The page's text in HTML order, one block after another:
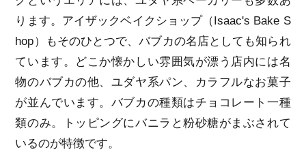
ります。アイザックベイクショップ（Isaac's Bake S
hop）もそのひとつで、バブカの名店としても知られ
ています。どこか懐かしい雰囲気が漂う店内には名
物のバブカの他、ユダヤ系パン、カラフルなお菓子
が並んでいます。バブカの種類はチョコレート一種
類のみ。トッピングにバニラと粉砂糖がまぶされて
いるのが特徴です。